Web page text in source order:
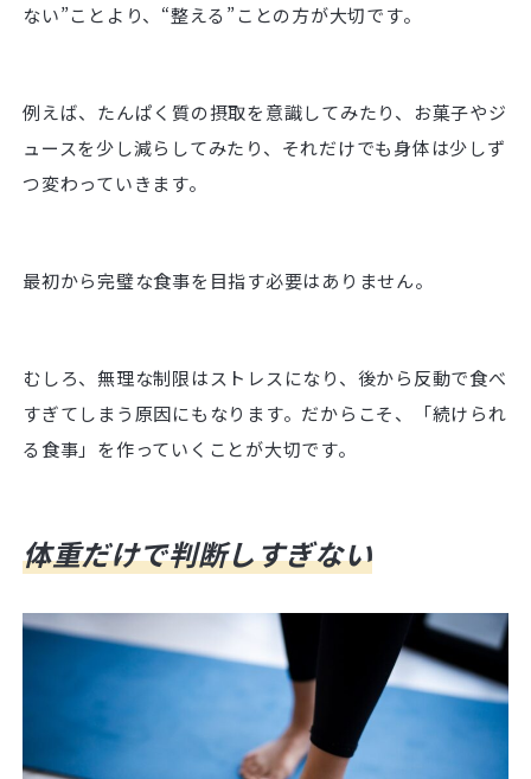
ない”ことより、“整える”ことの方が大切です。
例えば、たんぱく質の摂取を意識してみたり、お菓子やジ
ュースを少し減らしてみたり、それだけでも身体は少しず
つ変わっていきます。
最初から完璧な食事を目指す必要はありません。
むしろ、無理な制限はストレスになり、後から反動で食べ
すぎてしまう原因にもなります。だからこそ、「続けられ
る食事」を作っていくことが大切です。
体重だけで判断しすぎない